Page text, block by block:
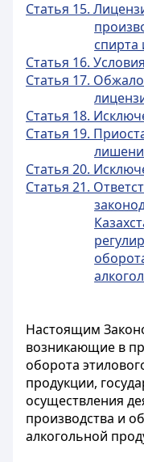
Статья 15.
спирта
Статья 16.
Статья 17.
Статья 18.
Статья 19.
Статья 20.
Статья 21.
Настоящим
возникающие в
оборота
продукции,
осуществления
производства и
алкогольной